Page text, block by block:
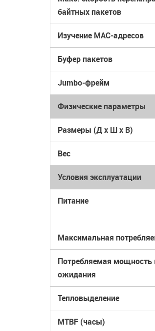
байтных пакетов
Изучение MAC-адресов
Буфер пакетов
Jumbo-фрейм
Физические параметры
Размеры (Д x Ш x В)
Вес
Условия эксплуатации
Питание
Максимальная
Потребляемая
ожидания
Тепловыделение
MTBF (часы)